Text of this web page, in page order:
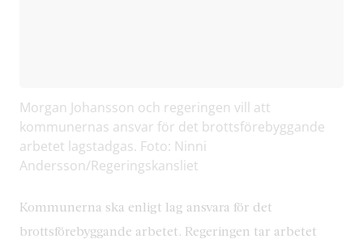
Morgan Johansson och regeringen vill att
kommunernas ansvar för det brottsförebyggande
arbetet lagstadgas. Foto: Ninni
Andersson/Regeringskansliet
Kommunerna ska enligt lag ansvara för det
brottsförebyggande arbetet. Regeringen tar arbetet